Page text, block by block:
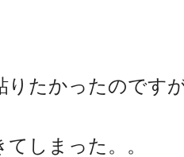
りたかったのです
しまった。。